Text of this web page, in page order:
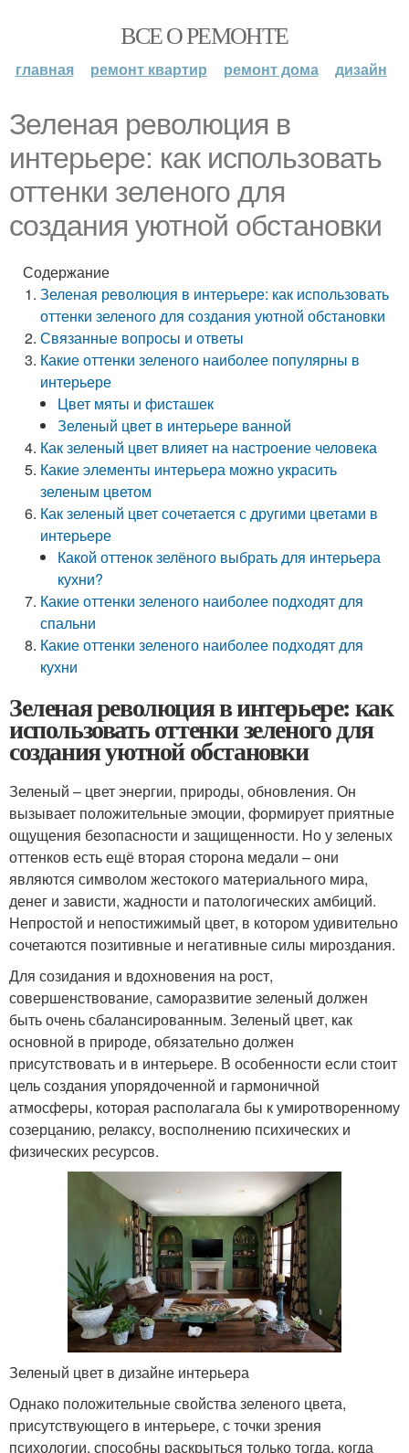
ВСЕ О РЕМОНТЕ
главная ремонт квартир ремонт дома дизайн
Зеленая революция в
интерьере: как использовать
оттенки зеленого для
создания уютной обстановки
Содержание
Зеленая революция в интерьере: как использовать
оттенки зеленого для создания уютной обстановки
Связанные вопросы и ответы
Какие оттенки зеленого наиболее популярны в
интерьере
Цвет мяты и фисташек
Зеленый цвет в интерьере ванной
Как зеленый цвет влияет на настроение человека
Какие элементы интерьера можно украсить
зеленым цветом
Как зеленый цвет сочетается с другими цветами в
интерьере
Какой оттенок зелёного выбрать для интерьера
кухни?
Какие оттенки зеленого наиболее подходят для
спальни
Какие оттенки зеленого наиболее подходят для
кухни
Зеленая революция в интерьере: как
использовать оттенки зеленого для
создания уютной обстановки
Зеленый – цвет энергии, природы, обновления. Он
вызывает положительные эмоции, формирует приятные
ощущения безопасности и защищенности. Но у зеленых
оттенков есть ещё вторая сторона медали – они
являются символом жестокого материального мира,
денег и зависти, жадности и патологических амбиций.
Непростой и непостижимый цвет, в котором удивительно
сочетаются позитивные и негативные силы мироздания.
Для созидания и вдохновения на рост,
совершенствование, саморазвитие зеленый должен
быть очень сбалансированным. Зеленый цвет, как
основной в природе, обязательно должен
присутствовать и в интерьере. В особенности если стоит
цель создания упорядоченной и гармоничной
атмосферы, которая располагала бы к умиротворенному
созерцанию, релаксу, восполнению психических и
физических ресурсов.
Зеленый цвет в дизайне интерьера
Однако положительные свойства зеленого цвета,
присутствующего в интерьере, с точки зрения
психологии, способны раскрыться только тогда, когда